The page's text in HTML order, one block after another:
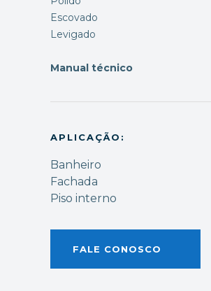
Escovado
Levigado
Manual técnico
APLICAÇÃO:
Banheiro
Fachada
Piso interno
FALE CONOSCO